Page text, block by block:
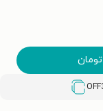
تومان